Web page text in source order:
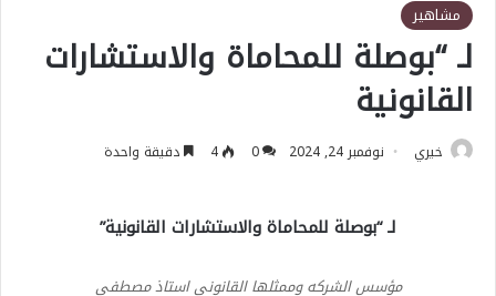
مشاهير
لـ “بوصلة للمحاماة والاستشارات
القانونية
خيري نوفمبر 24, 2024 0
4 دقيقة واحدة
لـ “بوصلة للمحاماة والاستشارات القانونية”
مؤسس الشركه وممثلها القانوني استاذ مصطفى